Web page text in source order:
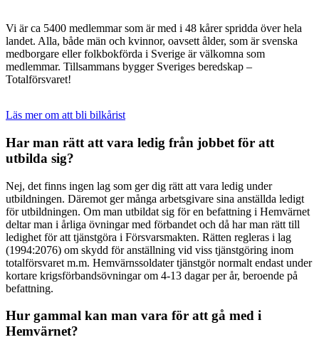
Vi är ca 5400 medlemmar som är med i 48 kårer spridda över hela
landet. Alla, både män och kvinnor, oavsett ålder, som är svenska
medborgare eller folkbokförda i Sverige är välkomna som
medlemmar. Tillsammans bygger Sveriges beredskap –
Totalförsvaret!
Läs mer om att bli bilkårist
Har man rätt att vara ledig från jobbet för att
utbilda sig?
Nej, det finns ingen lag som ger dig rätt att vara ledig under
utbildningen. Däremot ger många arbetsgivare sina anställda ledigt
för utbildningen. Om man utbildat sig för en befattning i Hemvärnet
deltar man i årliga övningar med förbandet och då har man rätt till
ledighet för att tjänstgöra i Försvarsmakten. Rätten regleras i lag
(1994:2076) om skydd för anställning vid viss tjänstgöring inom
totalförsvaret m.m. Hemvärnssoldater tjänstgör normalt endast under
kortare krigsförbandsövningar om 4-13 dagar per år, beroende på
befattning.
Hur gammal kan man vara för att gå med i
Hemvärnet?